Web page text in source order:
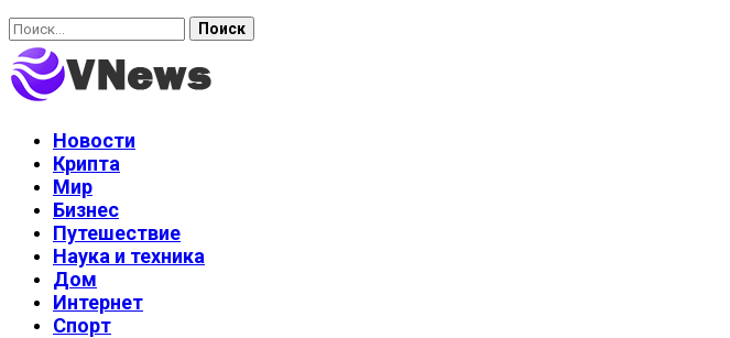
Найти:
Новости
Крипта
Мир
Бизнес
Путешествие
Наука и техника
Дом
Интернет
Спорт